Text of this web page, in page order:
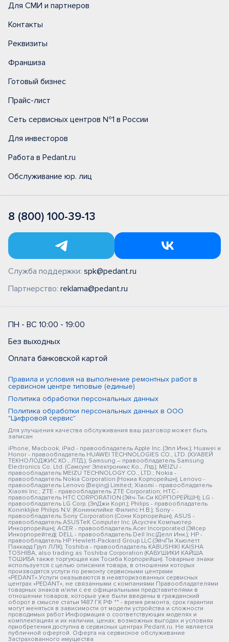
Для СМИ и партнеров
Контакты
Реквизиты
Франшиза
Готовый бизнес
Прайс-лист
Сеть сервисных центров №1 в России
Для инвесторов
Работа в Pedant.ru
Обслуживание юр. лиц
8 (800) 100-39-13
Служба поддержки: spk@pedant.ru
Партнерство: reklama@pedant.ru
ПН - ВС 10:00 - 19:00
Без выходных
Оплата банковской картой
Правила и условия на выполнение ремонтных работ в
сервисном центре типовые (единые)
Политика обработки персональных данных
Политика обработки персональных данных в ООО
"Цифровой сервис"
Для улучшения качества обслуживания ваш разговор может быть
записан
iPhone, Macbook, iPad - правообладатель Apple Inc. (Эпл Инк.); Huawei и
Honor - правообладатель HUAWEI TECHNOLOGIES CO., LTD. (ХУАВЕЙ
ТЕКНОЛОДЖИС КО., ЛТД.); Samsung – правообладатель Samsung
Electronics Co. Ltd. (Самсунг Электроникс Ко., Лтд.); MEIZU -
правообладатель MEIZU TECHNOLOGY CO., LTD.; Nokia -
правообладатель Nokia Corporation (Нокиа Корпорейшн); Lenovo -
правообладатель Lenovo (Beijing) Limited; Xiaomi - правообладатель
Xiaomi Inc.; ZTE - правообладатель ZTE Corporation; HTC -
правообладатель HTC CORPORATION (Эйч-Ти-Си КОРПОРЕЙШН); LG -
правообладатель LG Corp. (ЭлДжи Корп.); Philips - правообладатель
Koninklijke Philips N.V. (Конинклийке Филипс Н.В.); Sony -
правообладатель Sony Corporation (Сони Корпорейшн); ASUS -
правообладатель ASUSTeK Computer Inc. (Асустек Компьютер
Инкорпорейшн); ACER - правообладатель Acer Incorporated (Эйсер
Инкорпорейтед); DELL - правообладатель Dell Inc.(Делл Инк.); HP -
правообладатель HP Hewlett-Packard Group LLC (ЭйчПи Хьюлетт
Паккард Груп ЛЛК); Toshiba - правообладатель KABUSHIKI KAISHA
TOSHIBA, also trading as Toshiba Corporation (КАБУШИКИ КАЙША
ТОШИБА также торгующая как Тосиба Корпорейшн). Товарные знаки
используется с целью описания товара, в отношении которых
производятся услуги по ремонту сервисными центрами
«PEDANT».Услуги оказываются в неавторизованных сервисных
центрах «PEDANT», не связанными с компаниями Правообладателями
товарных знаков и/или с ее официальными представителями в
отношении товаров, которые уже были введены в гражданский
оборот в смысле статьи 1487 ГК РФ ** - время ремонта, срок гарантии
могут меняться в зависимости от модели устройства и сложности
проводимых работ Информация о соответствующих моделях и
комплектациях и их наличии, ценах, возможных выгодах и условиях
приобретения доступна в сервисных центрах Pedant.ru. Не является
публичной офертой. Оферта на сервисное обслуживание
Застрахованного имущества